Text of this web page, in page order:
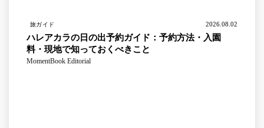
旅ガイド 2026.08.02
ハレアカラの日の出予約ガイド：予約方法・入園
料・現地で知っておくべきこと
MomentBook Editorial